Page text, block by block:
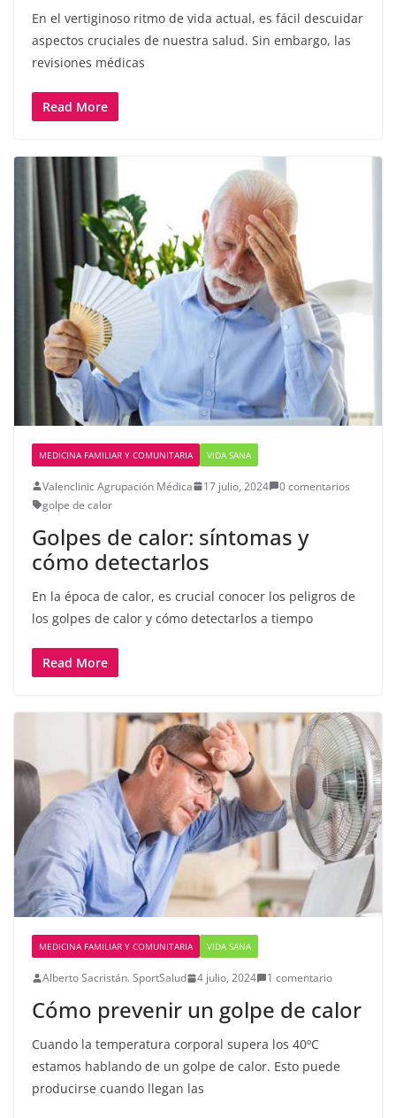
En el vertiginoso ritmo de vida actual, es fácil descuidar
aspectos cruciales de nuestra salud. Sin embargo, las
revisiones médicas
Read More
MEDICINA FAMILIAR Y COMUNITARIA VIDA SANA
Valenclinic Agrupación Médica 17 julio, 2024
0 comentarios
golpe de calor
Golpes de calor: síntomas y
cómo detectarlos
En la época de calor, es crucial conocer los peligros de
los golpes de calor y cómo detectarlos a tiempo
Read More
MEDICINA FAMILIAR Y COMUNITARIA VIDA SANA
Alberto Sacristán. SportSalud 4 julio, 2024 1 comentario
Cómo prevenir un golpe de calor
Cuando la temperatura corporal supera los 40ºC
estamos hablando de un golpe de calor. Esto puede
producirse cuando llegan las